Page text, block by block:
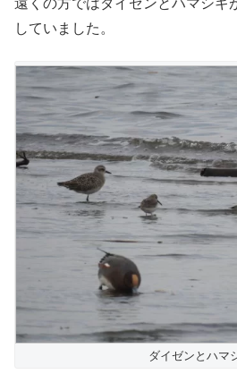
遠くの方ではダイゼンとハマシギ
していました。
ダイゼンとハマ